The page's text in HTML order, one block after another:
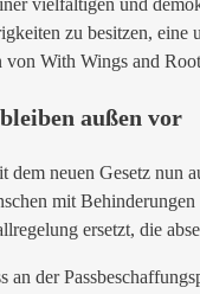
vielfältigen und
zu besitzen,
von With Wings and
außen vor
neuen Gesetz nun
mit
ersetzt, die
an der